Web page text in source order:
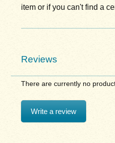
item or if you can't find a
Reviews
There are currently no
Write a review